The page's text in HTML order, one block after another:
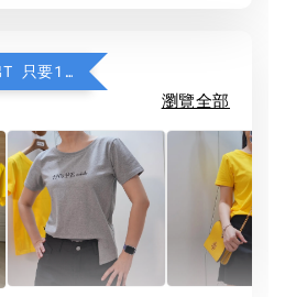
加購 MIT防曬透氣棉T 只要190元
瀏覽全部